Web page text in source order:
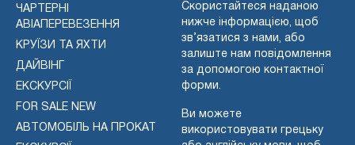
ЧАРТЕРНІ
АВІАПЕРЕВЕЗЕННЯ
КРУЇЗИ ТА ЯХТИ
ДАЙВІНГ
ЕКСКУРСІЇ
FOR SALE NEW
АВТОМОБІЛЬ НА ПРОКАТ
Скористайтеся наданою
нижче інформацією, щоб
зв’язатися з нами, або
залиште нам повідомлення
за допомогою контактної
форми.
Ви можете
використовувати грецьку